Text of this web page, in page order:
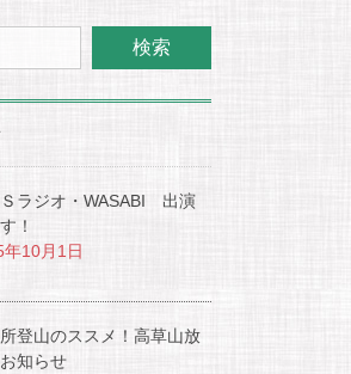
Ｓラジオ・WASABI 出演
！
年10月1日
登山のススメ！高草山放
知らせ